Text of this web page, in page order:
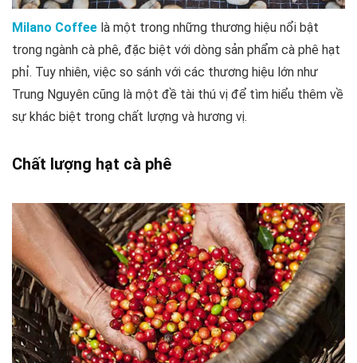
Milano Coffee là một trong những thương hiệu nổi bật
trong ngành cà phê, đặc biệt với dòng sản phẩm cà phê hạt
phỉ. Tuy nhiên, việc so sánh với các thương hiệu lớn như
Trung Nguyên cũng là một đề tài thú vị để tìm hiểu thêm về
sự khác biệt trong chất lượng và hương vị.
Chất lượng hạt cà phê